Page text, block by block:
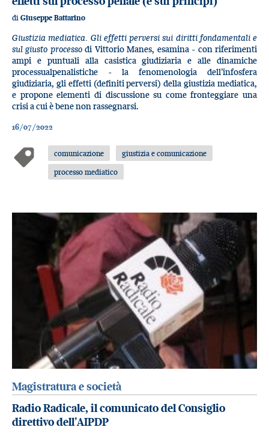
di Giuseppe Battarino
Giustizia mediatica. Gli effetti perversi sui diritti fondamentali e
sul giusto processodi Vittorio Manes, esamina - con riferimenti
ampi e puntuali alla casistica giudiziaria e alle dinamiche
processualpenalistiche - la fenomenologia dell’infosfera
giudiziaria, gli effetti (definiti perversi) della giustizia mediatica,
e propone elementi di discussione su come fronteggiare una
crisi a cui è bene non rassegnarsi.
16/07/2022
comunicazione
giustizia e comunicazione
processo mediatico
Magistratura e società
Radio Radicale, il comunicato del Consiglio
direttivo dell’AIPDP